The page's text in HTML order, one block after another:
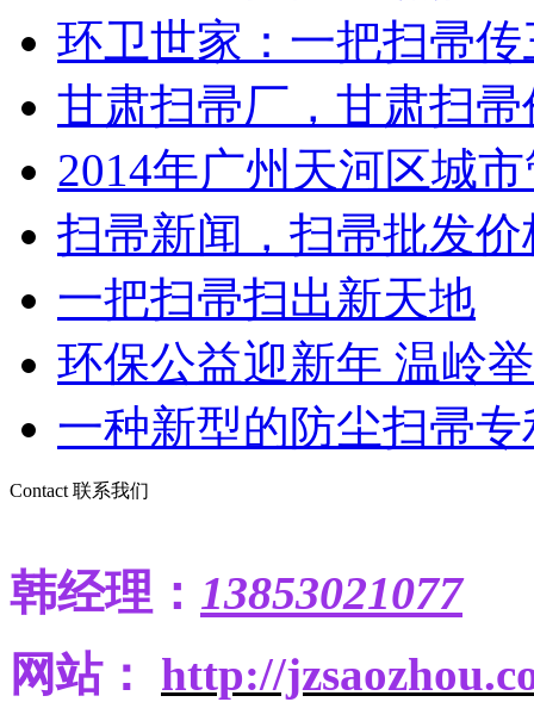
环卫世家：一把扫帚传
甘肃扫帚厂，甘肃扫帚
2014年广州天河区城
扫帚新闻，扫帚批发价
一把扫帚扫出新天地
环保公益迎新年 温岭
一种新型的防尘扫帚专
Contact 联系我们
韩经理： 13853021077
网站： http://